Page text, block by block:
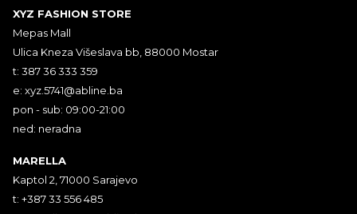
XYZ FASHION STORE
Mepas Mall
Ulica Kneza Višeslava bb, 88000 Mostar
t: 387 36 333 359
e: xyz.5741@abline.ba
pon - sub: 09:00-21:00
ned: neradna
MARELLA
Kaptol 2, 71000 Sarajevo
t: +387 33 556 485